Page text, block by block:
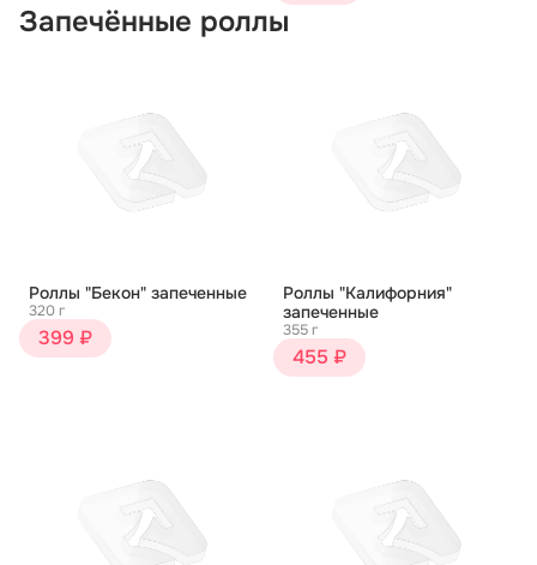
Запечённые роллы
Роллы "Бекон" запеченные
320 г
399 ₽
Роллы "Калифорния"
запеченные
355 г
455 ₽